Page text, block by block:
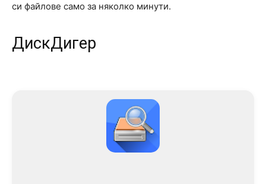
си файлове само за няколко минути.
ДискДигер